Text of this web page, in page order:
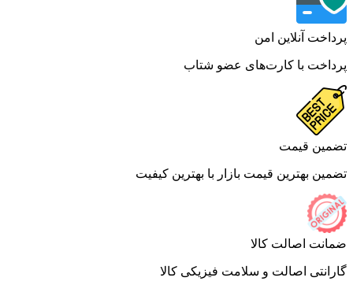
آنلاین امن
با کارت‌های عضو شتاب
قیمت
بهترین قیمت بازار با بهترین کیفیت
اصالت کالا
اصالت و سلامت فیزیکی کالا